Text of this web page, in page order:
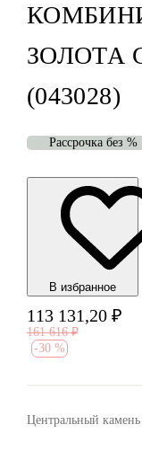
ЗОЛОТА
(043028)
Рассрочка без %
В избранноe
113 131,20 ₽
161 616 ₽
-30 %
Центральный камень